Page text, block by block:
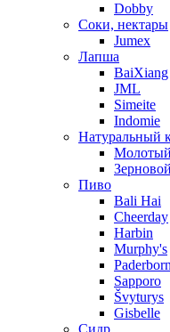
Dobby
Соки, нектары
Jumex
Лапша
BaiXiang
JML
Simeite
Indomie
Натуральный
Пиво
Bali Hai
Cheerday
Harbin
Murphy's
Sapporo
Švyturys
Gisbelle
Сидр